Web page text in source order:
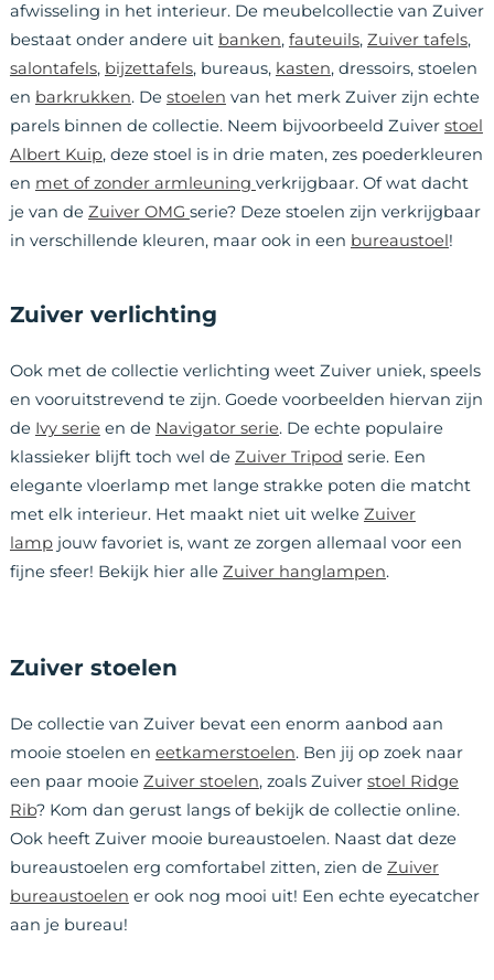
afwisseling in het interieur. De meubelcollectie van Zuiver
bestaat onder andere uit banken, fauteuils, Zuiver tafels,
salontafels, bijzettafels, bureaus, kasten, dressoirs, stoelen
en barkrukken. De stoelen van het merk Zuiver zijn echte
parels binnen de collectie. Neem bijvoorbeeld Zuiver stoel
Albert Kuip, deze stoel is in drie maten, zes poederkleuren
en met of zonder armleuning verkrijgbaar. Of wat dacht
je van de Zuiver OMG serie? Deze stoelen zijn verkrijgbaar
in verschillende kleuren, maar ook in een bureaustoel !
Zuiver verlichting
Ook met de collectie verlichting weet Zuiver uniek, speels
en vooruitstrevend te zijn. Goede voorbeelden hiervan zijn
de Ivy serie en de Navigator serie. De echte populaire
klassieker blijft toch wel de Zuiver Tripod serie. Een
elegante vloerlamp met lange strakke poten die matcht
met elk interieur. Het maakt niet uit welke Zuiver
lampjouw favoriet is, want ze zorgen allemaal voor een
fijne sfeer! Bekijk hier alle Zuiver hanglampen.
Zuiver stoelen
De collectie van Zuiver bevat een enorm aanbod aan
mooie stoelen en eetkamerstoelen. Ben jij op zoek naar
een paar mooie Zuiver stoelen, zoals Zuiver stoel Ridge
Rib? Kom dan gerust langs of bekijk de collectie online.
Ook heeft Zuiver mooie bureaustoelen. Naast dat deze
bureaustoelen erg comfortabel zitten, zien de Zuiver
bureaustoelen er ook nog mooi uit! Een echte eyecatcher
aan je bureau!